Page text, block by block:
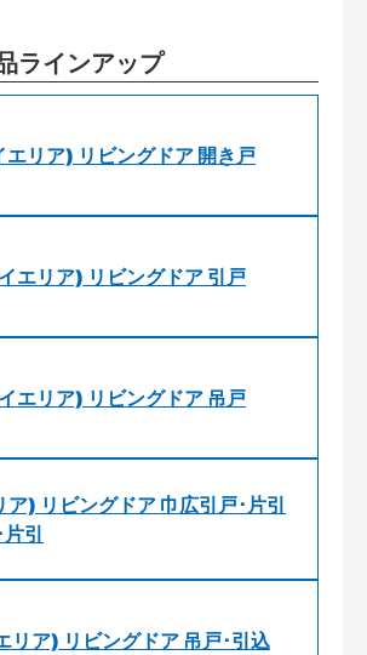
ラインアップ
リア) リビングドア 開き戸
エリア) リビングドア 引戸
エリア) リビングドア 吊戸
) リビングドア 巾広引戸･片引
引
ア) リビングドア 吊戸･引込